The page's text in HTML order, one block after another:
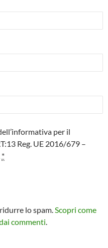
per il
Reg. UE 2016/679 –
*
lo spam.Scopri come
commenti.